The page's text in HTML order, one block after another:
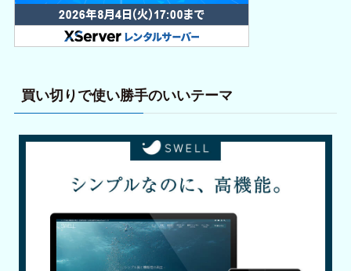
買い切りで使い勝手のいいテーマ